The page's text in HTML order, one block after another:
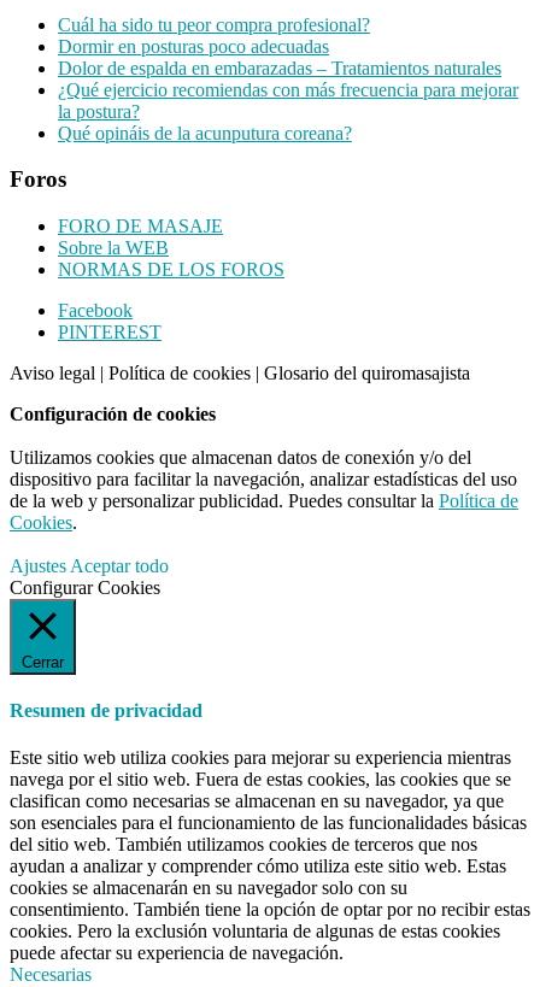
Cuál ha sido tu peor compra profesional?
Dormir en posturas poco adecuadas
Dolor de espalda en embarazadas – Tratamientos naturales
¿Qué ejercicio recomiendas con más frecuencia para mejorar
la postura?
Qué opináis de la acunputura coreana?
Foros
FORO DE MASAJE
Sobre la WEB
NORMAS DE LOS FOROS
Footer
CTA
Facebook
PINTEREST
Aviso legal | Política de cookies | Glosario del quiromasajista
Configuración de cookies
Utilizamos cookies que almacenan datos de conexión y/o del
dispositivo para facilitar la navegación, analizar estadísticas del uso
de la web y personalizar publicidad. Puedes consultar la Política de
Cookies.
Ajustes Aceptar todo
Configurar Cookies
Cerrar
Resumen de privacidad
Este sitio web utiliza cookies para mejorar su experiencia mientras
navega por el sitio web. Fuera de estas cookies, las cookies que se
clasifican como necesarias se almacenan en su navegador, ya que
son esenciales para el funcionamiento de las funcionalidades básicas
del sitio web. También utilizamos cookies de terceros que nos
ayudan a analizar y comprender cómo utiliza este sitio web. Estas
cookies se almacenarán en su navegador solo con su
consentimiento. También tiene la opción de optar por no recibir estas
cookies. Pero la exclusión voluntaria de algunas de estas cookies
puede afectar su experiencia de navegación.
Necesarias